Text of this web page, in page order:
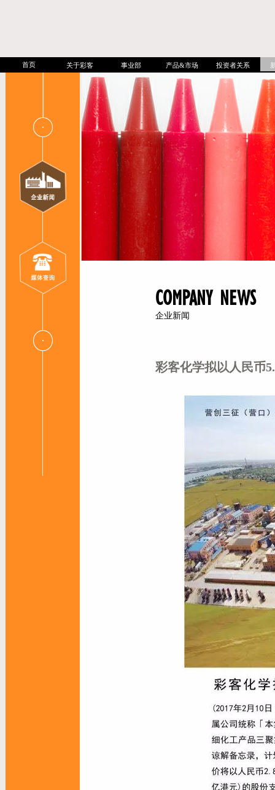
首页 关于彩客 事业部 产品&市场 投资者关系
COMPANY NEWS
企业新闻
彩客化学拟以人民币